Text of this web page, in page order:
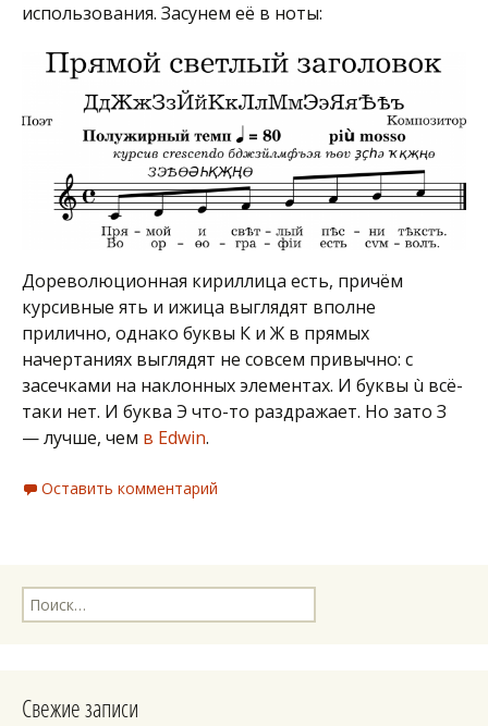
использования. Засунем её в ноты:
Дореволюционная кириллица есть, причём
курсивные ять и ижица выглядят вполне
прилично, однако буквы К и Ж в прямых
начертаниях выглядят не совсем привычно: с
засечками на наклонных элементах. И буквы ù всё-
таки нет. И буква Э что-то раздражает. Но зато З
— лучше, чем в Edwin.
Оставить комментарий
Найти:
Свежие записи